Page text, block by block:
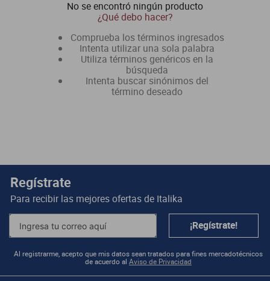
No se encontró ningún producto
¿Qué debo hacer?
Comprueba los términos ingresados
Intenta utilizar una sola palabra
Utiliza términos genéricos en la
búsqueda
Intenta buscar sinónimos del
término deseado
Regístrate
Para recibir las mejores ofertas de Italika
¡Regístrate!
Al registrarme, acepto que mis datos sean tratados para fines mercadotécnicos
de acuerdo al Aviso de Privacidad